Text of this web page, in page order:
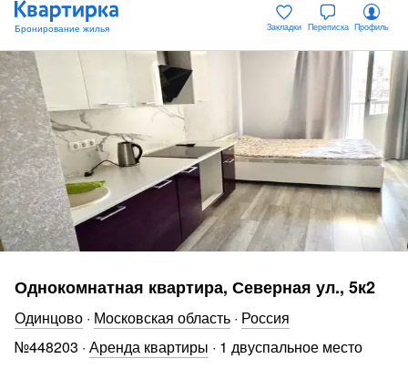
Закладки Переписка Профиль
Однокомнатная квартира, Северная ул., 5к2
Одинцово · Московская область · Россия
№448203 · Аренда квартиры · 1 двуспальное место